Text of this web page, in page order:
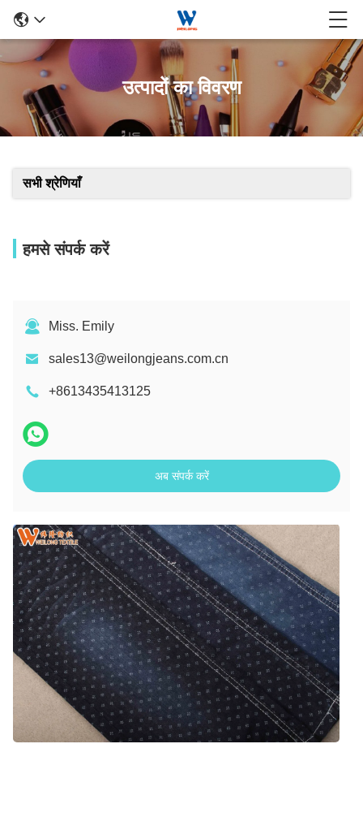
उत्पादों का विवरण
सभी श्रेणियाँ
हमसे संपर्क करें
Miss. Emily
sales13@weilongjeans.com.cn
+8613435413125
अब संपर्क करें